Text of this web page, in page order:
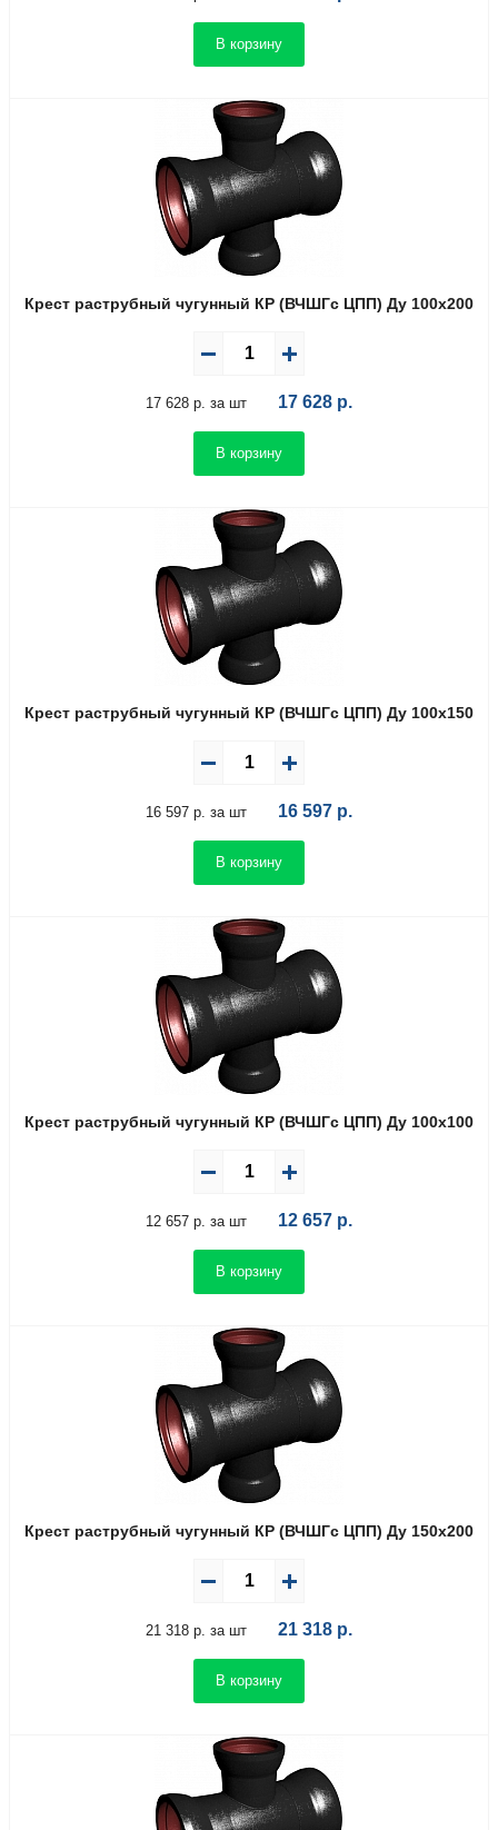
В корзину
Крест раструбный чугунный КР (ВЧШГс ЦПП) Ду 100х200
17 628 р. за шт 17 628 р.
В корзину
Крест раструбный чугунный КР (ВЧШГс ЦПП) Ду 100х150
16 597 р. за шт 16 597 р.
В корзину
Крест раструбный чугунный КР (ВЧШГс ЦПП) Ду 100х100
12 657 р. за шт 12 657 р.
В корзину
Крест раструбный чугунный КР (ВЧШГс ЦПП) Ду 150х200
21 318 р. за шт 21 318 р.
В корзину